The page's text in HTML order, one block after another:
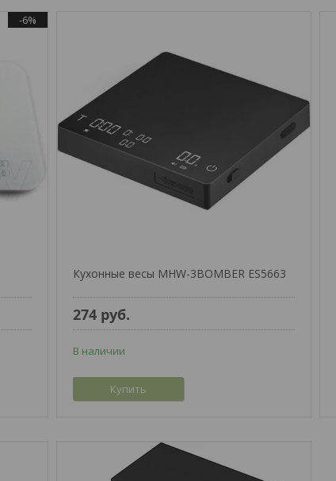
-6%
Кухонные весы MHW-3BOMBER ES5663
274 руб.
В наличии
Купить